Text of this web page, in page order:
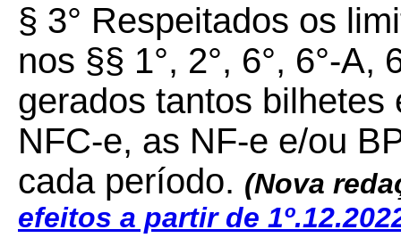
§ 3° Respeitados os
nos §§ 1°, 2°, 6°, 6°-A,
gerados tantos
NFC-e, as NF-e e/ou
cada período. (Nova
efeitos a partir de